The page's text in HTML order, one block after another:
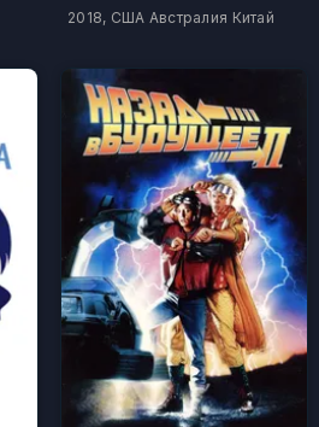
2018, США Австралия Китай